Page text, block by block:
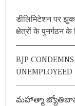
डीलिमिटेशन पर
क्षेत्रों के पुनर्गठन
BJP
మహాత్మా